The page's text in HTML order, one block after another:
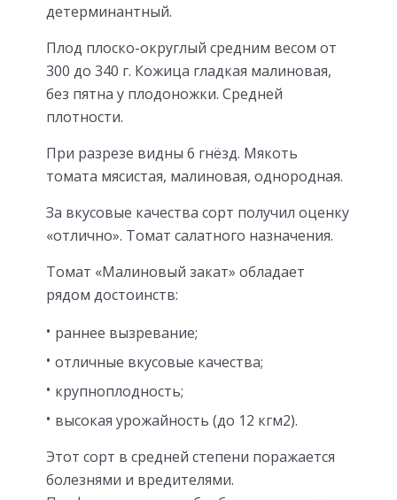
детерминантный.
Плод плоско-округлый средним весом от
300 до 340 г. Кожица гладкая малиновая,
без пятна у плодоножки. Средней
плотности.
При разрезе видны 6 гнёзд. Мякоть
томата мясистая, малиновая, однородная.
За вкусовые качества сорт получил оценку
«отлично». Томат салатного назначения.
Томат «Малиновый закат» обладает
рядом достоинств:
раннее вызревание;
отличные вкусовые качества;
крупноплодность;
высокая урожайность (до 12 кгм2).
Этот сорт в средней степени поражается
болезнями и вредителями.